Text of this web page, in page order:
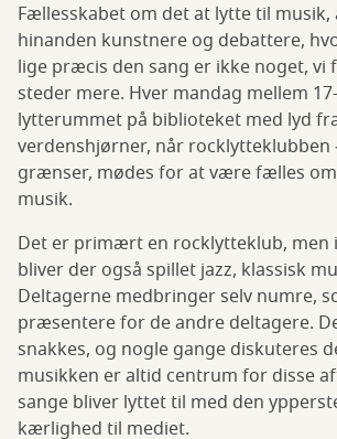
Fællesskabet om det at lytte til musik,
hinanden kunstnere og debattere,
lige præcis den sang er ikke noget, vi
steder mere. Hver mandag mellem
lytterummet på biblioteket med lyd
verdenshjørner, når rocklytteklubben
grænser, mødes for at være fælles
musik.
Det er primært en rocklytteklub, men
bliver der også spillet jazz, klassisk
Deltagerne medbringer selv numre,
præsentere for de andre deltagere.
snakkes, og nogle gange diskuteres
musikken er altid centrum for disse
sange bliver lyttet til med den
kærlighed til mediet.